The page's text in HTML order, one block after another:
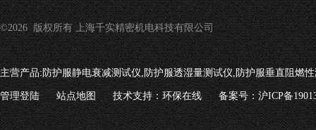
©2026 版权所有 上海千实精密机电科技有限公司
主营产品:防护服静电衰减测试仪,防护服透湿量测试仪,防护服垂直阻燃
管理登陆 站点地图 技术支持：环保在线 备案号：沪ICP备